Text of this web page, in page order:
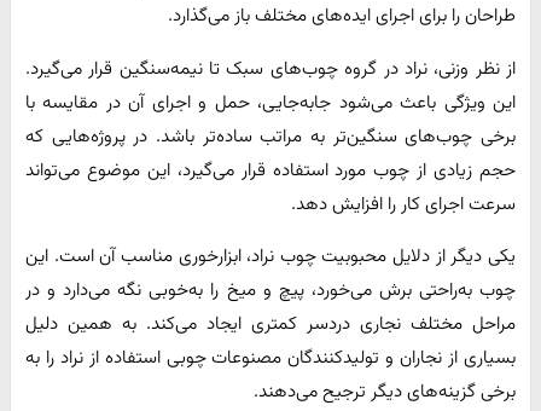
طراحان را برای اجرای ایده‌های مختلف باز می‌گذارد.
از نظر وزنی، نراد در گروه چوب‌های سبک تا نیمه‌سنگین قرار می‌گیرد.
این ویژگی باعث می‌شود جابه‌جایی، حمل و اجرای آن در مقایسه با
برخی چوب‌های سنگین‌تر به مراتب ساده‌تر باشد. در پروژه‌هایی که
حجم زیادی از چوب مورد استفاده قرار می‌گیرد، این موضوع می‌تواند
سرعت اجرای کار را افزایش دهد.
یکی دیگر از دلایل محبوبیت چوب نراد، ابزارخوری مناسب آن است. این
چوب به‌راحتی برش می‌خورد، پیچ و میخ را به‌خوبی نگه می‌دارد و در
مراحل مختلف نجاری دردسر کمتری ایجاد می‌کند. به همین دلیل
بسیاری از نجاران و تولیدکنندگان مصنوعات چوبی استفاده از نراد را به
برخی گزینه‌های دیگر ترجیح می‌دهند.